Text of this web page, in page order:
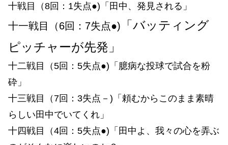
十戦目（8回：1失点●)「田中、発見される」
十一戦目（6回：7失点●)
「バッティング
ピッチャーが先発」
十二戦目（5回：5失点●)「臆病な投球で試合を粉
砕」
十三戦目（7回：3失点－)「頼むからこのまま素晴
らしい田中でいてくれ」
十四戦目（4回：5失点●)「田中よ、我々の心を弄ぶ